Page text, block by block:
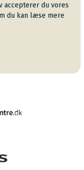
accepterer du vores
du kan læse mere